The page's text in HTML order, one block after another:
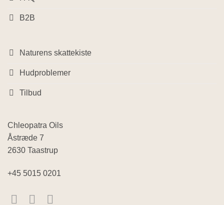
B2B
Naturens skattekiste
Hudproblemer
Tilbud
Chleopatra Oils
Åstræde 7
2630 Taastrup
+45 5015 0201